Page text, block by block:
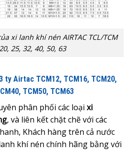
xi lanh khí nén AIRTAC TCL/TCM
25, 32, 40, 50, 63
ty Airtac TCM12, TCM16, TCM20,
TCM50, TCM63
phân phối các loại xi
, và liên kết chặt chẽ với các
Khách hàng trên cả nước
khí nén chính hãng bằng với